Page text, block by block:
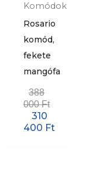
Komódok
Rosario
komód,
fekete
mangófa
388
000Ft
310
400 Ft